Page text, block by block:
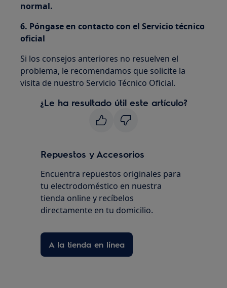
normal.
6. Póngase en contacto con el Servicio técnico
oficial
Si los consejos anteriores no resuelven el
problema, le recomendamos que solicite la
visita de nuestro Servicio Técnico Oficial.
¿Le ha resultado útil este artículo?
Repuestos y Accesorios
Encuentra repuestos originales para
tu electrodoméstico en nuestra
tienda online y recíbelos
directamente en tu domicilio.
A la tienda en línea